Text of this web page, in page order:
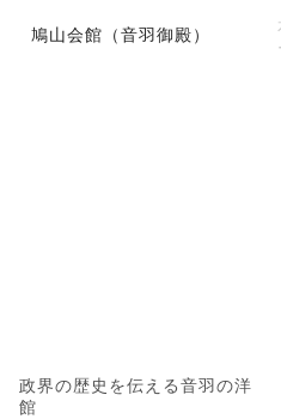
鳩山会館（音羽御殿）
政界の歴史を伝える音羽の洋
館